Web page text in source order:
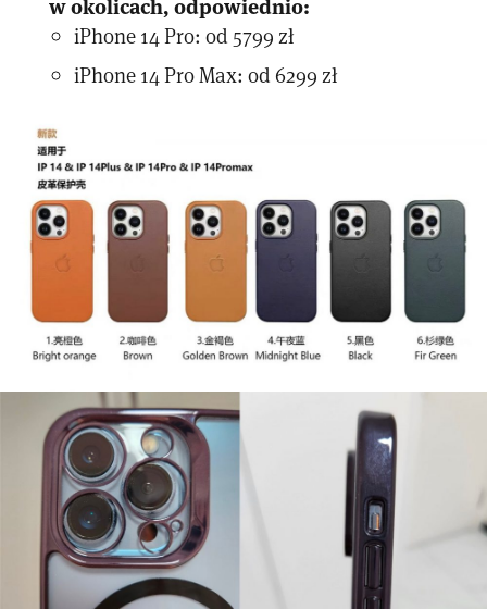
iPhone 14 Pro: od 5799 zł
iPhone 14 Pro Max: od 6299 zł